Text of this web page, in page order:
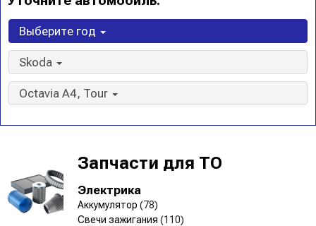
Выберите год
Skoda
Octavia A4, Tour
Запчасти для ТО
Электрика
Аккумулятор (78)
Свечи зажигания (110)